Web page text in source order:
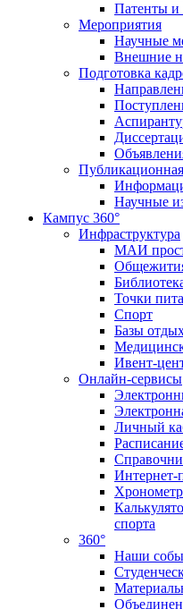
Патенты и
Мероприятия
Научные
Внешние
Подготовка
Научные
Кампус 360°
Инфраструктура
МАИ
Точки
Спорт
Базы
Ивент-
Онлайн-сервисы
Личный
Интернет-
спорта
360°
Наши